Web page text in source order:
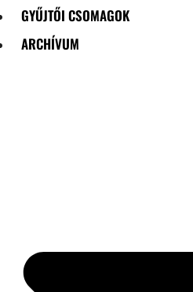
GYŰJTŐI CSOMAGOK
ARCHÍVUM